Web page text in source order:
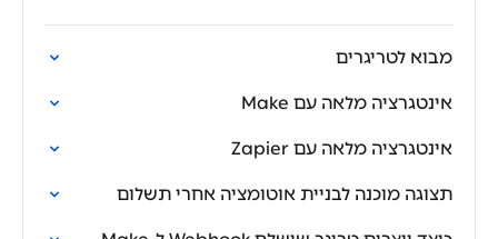
מבוא לטריגרים
אינטגרציה מלאה עם Make
אינטגרציה מלאה עם Zapier
תצוגה מוכנה לבניית אוטומציה אחרי תשלום